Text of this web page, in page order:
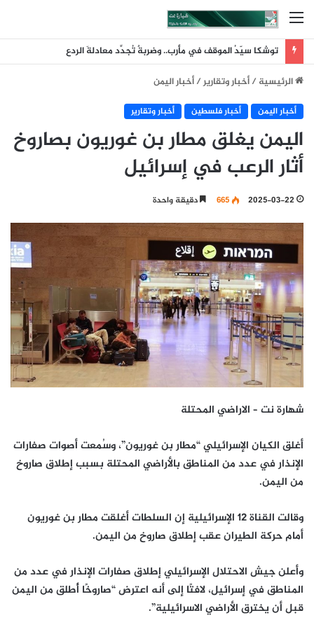
القائمة
توشكا سيّدُ الموقف في مأرب.. وضربةٌ تُجدِّد معادلةَ الردع
الرئيسية/أخبار وتقارير/أخبار اليمن
أخبار اليمن أخبار فلسطين أخبار وتقارير
اليمن يغلق مطار بن غوريون بصاروخ
أثار الرعب في إسرائيل
2025-03-22
665 دقيقة واحدة
شهارة نت – الاراضي المحتلة
أغلق الكيان الإسرائيلي “مطار بن غوريون”، وسُمعت أصوات صفارات
الإنذار في عدد من المناطق بالأراضي المحتلة بسبب إطلاق صاروخ
من اليمن.
وقالت القناة 12 الإسرائيلية إن السلطات أغلقت مطار بن غوريون
أمام حركة الطيران عقب إطلاق صاروخ من اليمن.
وأعلن جيش الاحتلال الإسرائيلي إطلاق صفارات الإنذار في عدد من
المناطق في إسرائيل، لافتًا إلى أنه اعترض “صاروخًا أُطلق من اليمن
قبل أن يخترق الأراضي الاسرائيلية”.